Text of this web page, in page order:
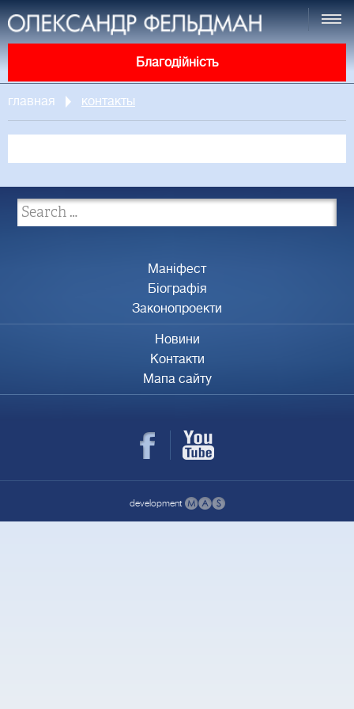
Благодійність
главная контакты
Маніфест
Біографія
Законопроекти
Новини
Контакти
Мапа сайту
development